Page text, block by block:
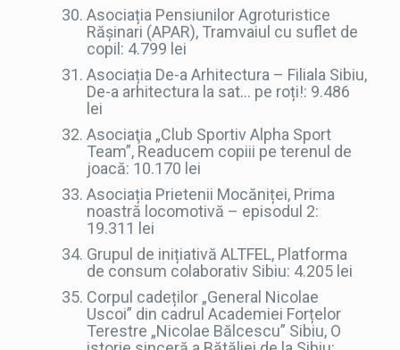
Asociația Pensiunilor Agroturistice
Rășinari (APAR), Tramvaiul cu suflet de
copil: 4.799 lei
Asociația De-a Arhitectura – Filiala Sibiu,
De-a arhitectura la sat… pe roți!: 9.486
lei
Asociaţia „Club Sportiv Alpha Sport
Team”, Readucem copiii pe terenul de
joacă: 10.170 lei
Asociația Prietenii Mocăniței, Prima
noastră locomotivă – episodul 2:
19.311 lei
Grupul de inițiativă ALTFEL, Platforma
de consum colaborativ Sibiu: 4.205 lei
Corpul cadeților „General Nicolae
Uscoi” din cadrul Academiei Forțelor
Terestre „Nicolae Bălcescu” Sibiu, O